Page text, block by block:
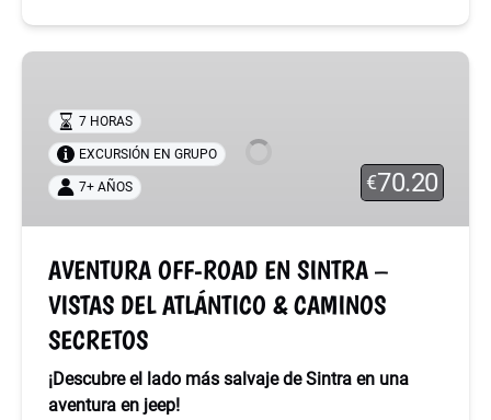
AVENTURA
ROAD
SINTRA
ATLÁNTICO
CAMINOS
SECRETOS
€70.20
7 HORAS
EXCURSIÓN EN GRUPO
7+ AÑOS
AVENTURA OFF-ROAD EN SINTRA –
VISTAS DEL ATLÁNTICO & CAMINOS
SECRETOS
¡Descubre el lado más salvaje de Sintra en una
aventura en jeep!